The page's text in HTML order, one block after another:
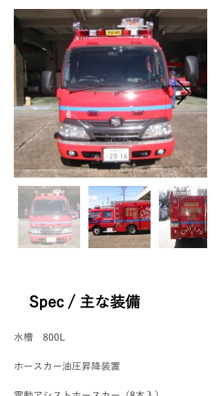
Spec / 主な装備
水槽　800L
ホースカー油圧昇降装置